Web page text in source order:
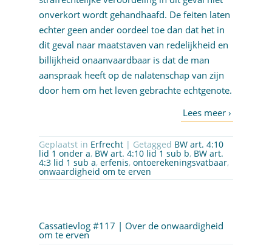
onverkort wordt gehandhaafd. De feiten laten
echter geen ander oordeel toe dan dat het in
dit geval naar maatstaven van redelijkheid en
billijkheid onaanvaardbaar is dat de man
aanspraak heeft op de nalatenschap van zijn
door hem om het leven gebrachte echtgenote.
Geplaatst in Erfrecht | Getagged BW art. 4:10
lid 1 onder a, BW art. 4:10 lid 1 sub b, BW art.
4:3 lid 1 sub a, erfenis, ontoerekeningsvatbaar,
onwaardigheid om te erven
Cassatievlog #117 | Over de onwaardigheid
om te erven